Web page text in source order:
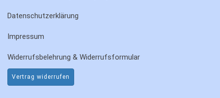
Datenschutzerklärung
Impressum
Widerrufsbelehrung & Widerrufsformular
Vertrag widerrufen